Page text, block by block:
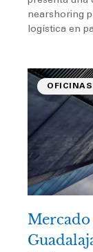
nearshoring
logística en
OFICINAS